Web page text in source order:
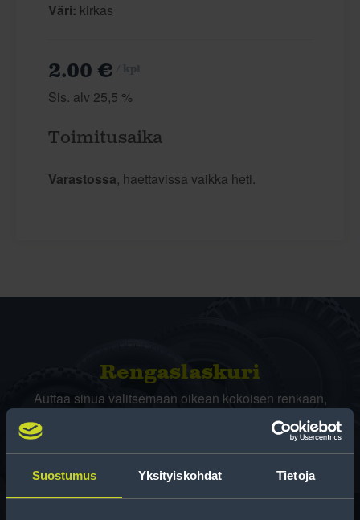
Suostumus Yksityiskohdat Tietoja
Väri: kirkas
2.00 €
Sis. alv 25,5 %
Toimitusaika
Varastossa, haettavissa vaikka heti.
Rengas­laskuri
Auttaa sinua valitsemaan oikean kokoisen renkaan,